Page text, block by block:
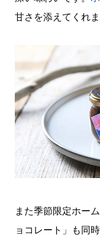
甘さを添えてくれま
また季節限定ホー
ョコレート」も同